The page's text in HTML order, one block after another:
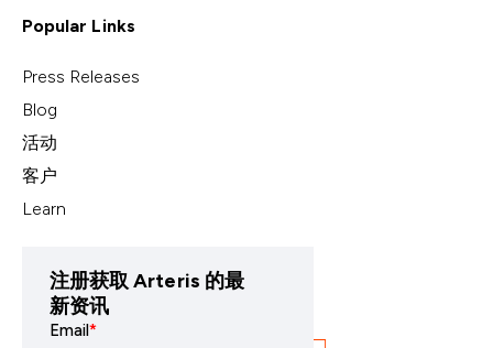
Popular Links
Press Releases
Blog
活动
客户
Learn
注册获取 Arteris 的最
新资讯